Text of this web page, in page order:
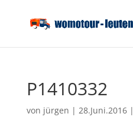
P1410332
von jürgen | 28.Juni.2016|